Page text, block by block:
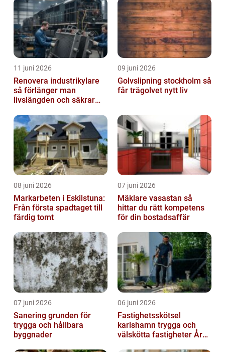
11 juni 2026
Renovera industrikylare
så förlänger man
livslängden och säkrar
09 juni 2026
Golvslipning stockholm så
får trägolvet nytt liv
08 juni 2026
Markarbeten i Eskilstuna:
Från första spadtaget till
färdig tomt
07 juni 2026
Mäklare vasastan så
hittar du rätt kompetens
för din bostadsaffär
07 juni 2026
Sanering grunden för
trygga och hållbara
byggnader
06 juni 2026
Fastighetsskötsel
karlshamn trygga och
välskötta fastigheter Året